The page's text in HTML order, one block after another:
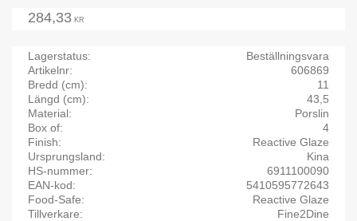
284,33 KR
Lagerstatus
Beställningsvara
Artikelnr
606869
Bredd (cm)
11
Längd (cm)
43,5
Material
Porslin
Box of
4
Finish
Reactive Glaze
Ursprungsland
Kina
HS-nummer
6911100090
EAN-kod
5410595772643
Food-Safe
Reactive Glaze
Tillverkare
Fine2Dine